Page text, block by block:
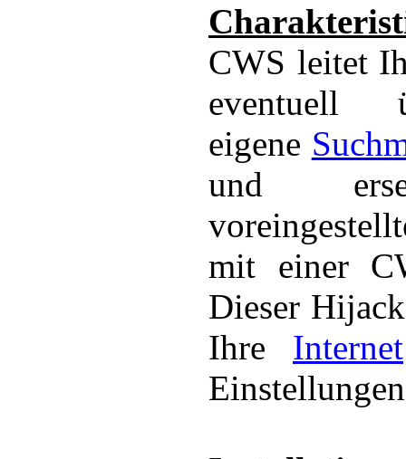
CWS leitet
eventuell
eigene
und
mit einer
Dieser
Ihre Internet